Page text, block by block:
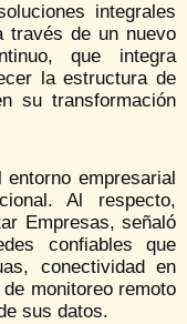
integrales
través de un nuevo
que integra
la estructura de
su transformación
empresarial
Al respecto,
Empresas, señaló
confiables que
conectividad en
monitoreo remoto
sus datos.